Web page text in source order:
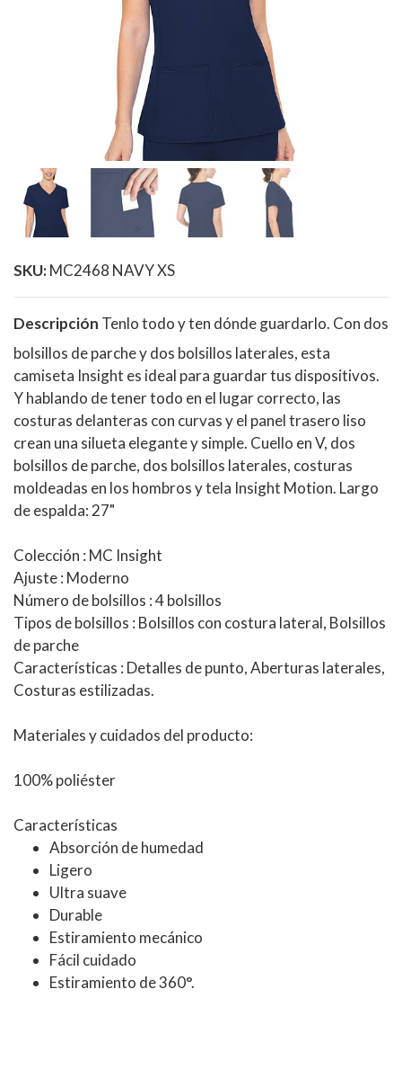
SKU:MC2468 NAVY XS
Descripción Tenlo todo y ten dónde guardarlo. Con dos
bolsillos de parche y dos bolsillos laterales, esta
camiseta Insight es ideal para guardar tus dispositivos.
Y hablando de tener todo en el lugar correcto, las
costuras delanteras con curvas y el panel trasero liso
crean una silueta elegante y simple. Cuello en V, dos
bolsillos de parche, dos bolsillos laterales, costuras
moldeadas en los hombros y tela Insight Motion. Largo
de espalda: 27"
Colección : MC Insight
Ajuste: Moderno
Número de bolsillos : 4 bolsillos
Tipos de bolsillos : Bolsillos con costura lateral, Bolsillos
de parche
Características : Detalles de punto, Aberturas laterales,
Costuras estilizadas.
Materiales y cuidados del producto:
100% poliéster
Características
Absorción de humedad
Ligero
Ultra suave
Durable
Estiramiento mecánico
Fácil cuidado
Estiramiento de 360°.